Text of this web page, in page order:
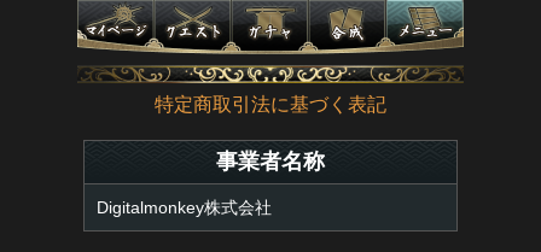
特定商取引法に基づく表記
事業者名称
Digitalmonkey株式会社